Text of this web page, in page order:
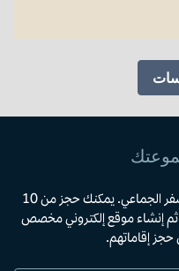
تعمل أدواتنا عبر الإنترنت على تسهيل السفر الجماعي. يمكنك حجز من 10
ثم إنشاء موقع إلكتروني مخصص
حجز إقاماتهم.